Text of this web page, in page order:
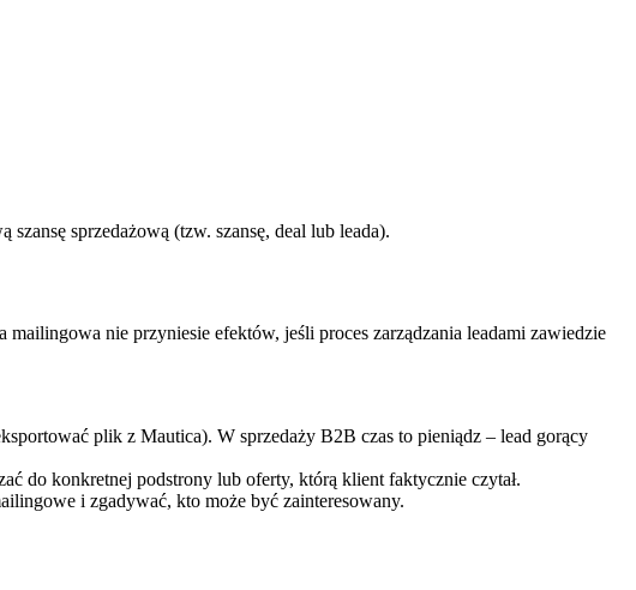
sprzedażową (tzw. szansę, deal lub leada).
nie przyniesie efektów, jeśli proces zarządzania leadami zawiedzie
plik z Mautica). W sprzedaży B2B czas to pieniądz – lead gorący
do konkretnej podstrony lub oferty, którą klient faktycznie czytał.
i zgadywać, kto może być zainteresowany.